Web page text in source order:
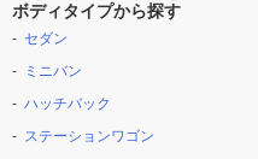
ボディタイプから探す
セダン
ミニバン
ハッチバック
ステーションワゴン